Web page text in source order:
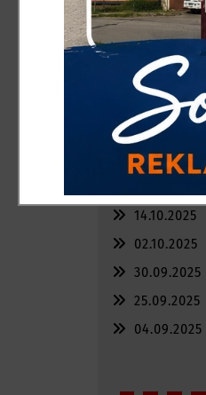
28.12.2025
19.12.2025
16.12.2025
Yazar?
11.12.2025
17.11.2025
Kedi
06.11.2025
14.10.2025
02.10.2025
30.09.2025
25.09.2025
04.09.2025